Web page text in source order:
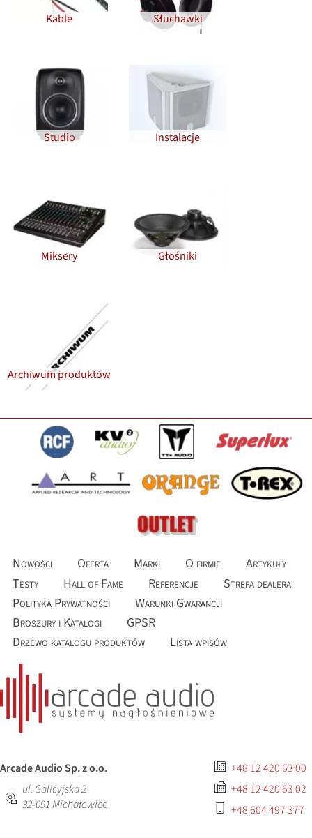
Kable Słuchawki
Studio Instalacje
Miksery Głośniki
Archiwum produktów
Nowości Oferta Marki O firmie
Artykuły
Testy
Hall of Fame Referencje
Strefa dealera
Polityka Prywatności
Warunki Gwarancji
Broszury i Katalogi
GPSR
Drzewo katalogu produktów
Lista wpisów
Arcade Audio Sp. z o.o.
ul. Galicyjska 2
32-091Michałowice
+48 12 420 63 00
+48 12 420 63 02
+48 604 497 377